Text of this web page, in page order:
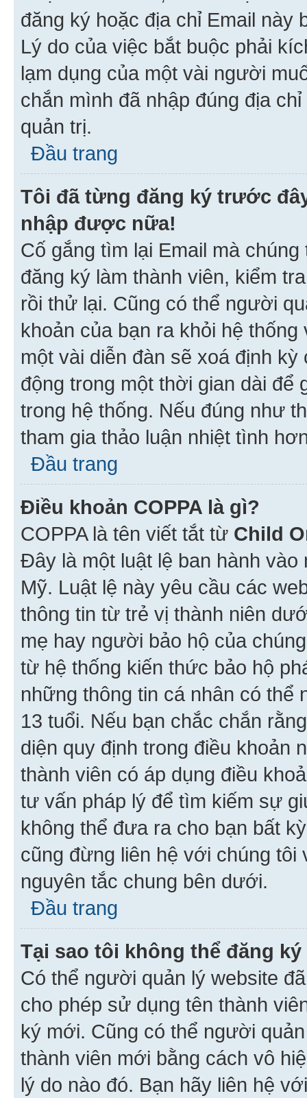
đăng ký hoặc địa chỉ Email này
Lý do của việc bắt buộc phải
lạm dụng của một vài người
chắn mình đã nhập đúng địa
quản trị.
Đầu trang
Tôi đã từng đăng ký trước
nhập được nữa!
Cố gắng tìm lại Email mà
đăng ký làm thành viên, kiểm
rồi thử lại. Cũng có thể người
khoản của bạn ra khỏi hệ
một vài diễn đàn sẽ xoá định
động trong một thời gian dài
trong hệ thống. Nếu đúng như
tham gia thảo luận nhiệt tình
Đầu trang
Điều khoản COPPA là gì?
COPPA là tên viết tắt từ Child
Đây là một luật lệ ban hành
Mỹ. Luật lệ này yêu cầu các
thông tin từ trẻ vị thành niên
mẹ hay người bảo hộ của
từ hệ thống kiến thức bảo hộ
những thông tin cá nhân có thể
13 tuổi. Nếu bạn chắc chắn
diện quy định trong điều khoản
thành viên có áp dụng điều
tư vấn pháp lý để tìm kiếm sự
không thể đưa ra cho bạn bất
cũng đừng liên hệ với chúng
nguyên tắc chung bên dưới.
Đầu trang
Tại sao tôi không thể đăng
Có thể người quản lý website
cho phép sử dụng tên thành
ký mới. Cũng có thể người
thành viên mới bằng cách vô
lý do nào đó. Bạn hãy liên hệ